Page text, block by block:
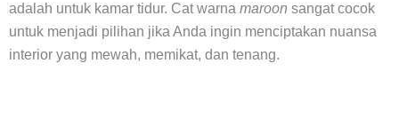
adalah untuk kamar tidur. Cat warna maroon sangat cocok
untuk menjadi pilihan jika Anda ingin menciptakan nuansa
interior yang mewah, memikat, dan tenang.